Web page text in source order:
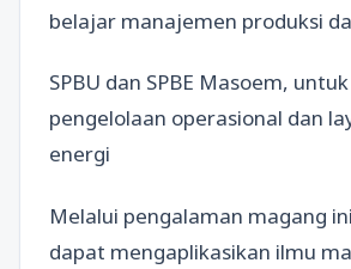
belajar manajemen produksi
SPBU dan SPBE Masoem,
pengelolaan operasional dan
energi
Melalui pengalaman magang
dapat mengaplikasikan ilmu